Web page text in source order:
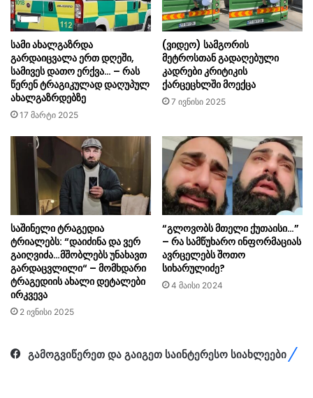
სამი ახალგაზრდა
გარდაიცვალა ერთ დღეში,
სამივეს დათო ერქვა… – რას
წერენ ტრაგიკულად დაღუპულ
ახალგაზრდებზე
17 მარტი 2025
(ვიდეო) სამგორის
მეტროსთან გადაღებული
კადრები კრიტიკის
ქარცეცხლში მოექცა
7 ივნისი 2025
საშინელი ტრაგედია
ტრიალებს: “დაიძინა და ვერ
გაიღვიძა…მშობლებს უნახავთ
გარდაცვლილი“ – მომხდარი
ტრაგედიის ახალი დეტალები
ირკვევა
2 ივნისი 2025
“გლოვობს მთელი ქუთაისი…”
– რა სამწუხარო ინფორმაციას
ავრცელებს შოთო
სიხარულიძე?
4 მაისი 2024
გამოგვიწერეთ და გაიგეთ საინტერესო სიახლეები